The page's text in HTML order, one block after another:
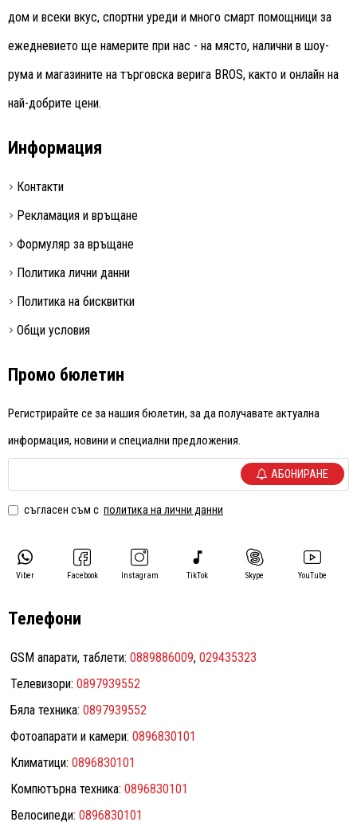
дом и всеки вкус, спортни уреди и много смарт помощници за
ежедневието ще намерите при нас - на място, налични в шоу-
рума и магазините на търговска верига BROS, както и онлайн на
най-добрите цени.
Информация
Контакти
Рекламация и връщане
Формуляр за връщане
Политика лични данни
Политика на бисквитки
Общи условия
Промо бюлетин
Регистрирайте се за нашия бюлетин, за да получавате актуална
информация, новини и специални предложения.
АБОНИРАНЕ
съгласен съм с политика на лични данни
Viber Facebook Instagram TikTok Skype YouTube
Телефони
GSM апарати, таблети: 0889886009, 029435323
Телевизори: 0897939552
Бяла техника: 0897939552
Фотоапарати и камери: 0896830101
Климатици: 0896830101
Компютърна техника: 0896830101
Велосипеди: 0896830101